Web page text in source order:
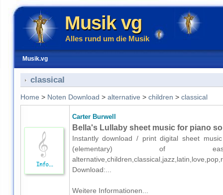
Musik vg
Alles rund um die Musik
Musik.vg
classical
Home > Noten Download > alternative > children > classical
Carter Burwell
Bella's Lullaby sheet music for piano
Instantly download / print digital sheet
(elementary) of
Download:...
Weitere Informationen...